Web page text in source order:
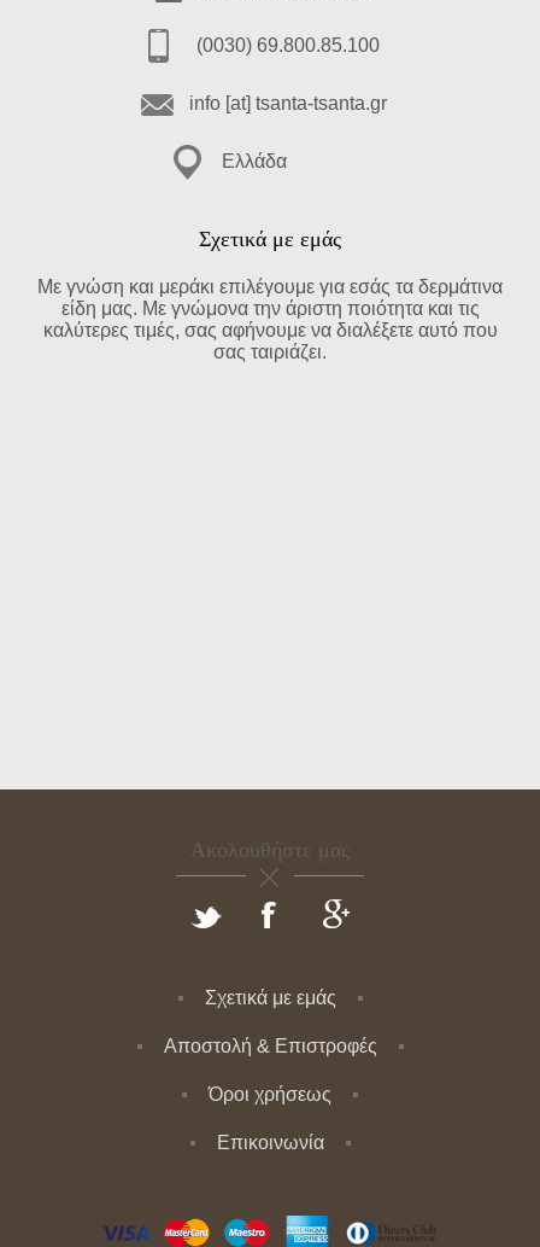
(0030) 69.800.85.100
info [at] tsanta-tsanta.gr
Ελλάδα
Σχετικά με εμάς
Με γνώση και μεράκι επιλέγουμε για εσάς τα δερμάτινα
είδη μας. Με γνώμονα την άριστη ποιότητα και τις
καλύτερες τιμές, σας αφήνουμε να διαλέξετε αυτό που
σας ταιριάζει.
Ακολουθήστε μας
Σχετικά με εμάς
Αποστολή & Επιστροφές
Όροι χρήσεως
Επικοινωνία